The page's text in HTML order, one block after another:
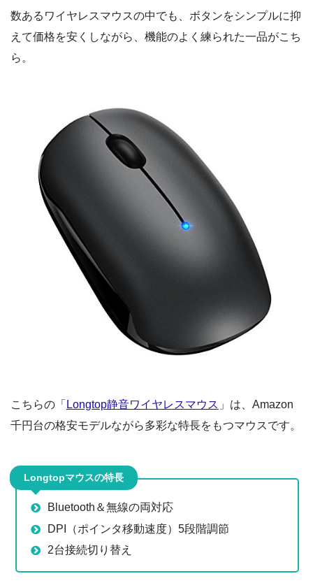
数あるワイヤレスマウスの中でも、ボタンをシンプルに抑
えて価格を安くしながら、機能のよく練られた一品がこち
ら。
こちらの「 Longtop静音ワイヤレスマウス 」は、Amazon
千円台の格安モデルながら多彩な特長をもつマウスです。
Longtopマウスの特長
Bluetooth＆無線の両対応
DPI（ポインタ移動速度）5段階調節
2台接続切り替え